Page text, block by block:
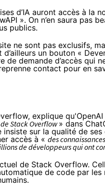
d’IA auront accès à la
». On n’en saura pas
publics.
ne sont pas exclusifs,
un bouton «
de demande d’accès qui
contact pour en
explique
Stack Overflow» dans
sur la qualité de
accès à « des
de développeurs qui ont
de Stack Overflow.
de code par